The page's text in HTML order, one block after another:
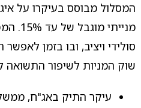
המסלול מבוסס בעיקרו על
סולידי ויציב, ובו בזמן
שוק המניות לשיפור התשואה
עיקר התיק באג"ח,